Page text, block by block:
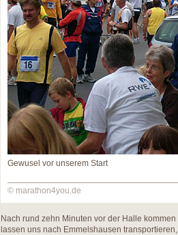
Gewusel vor unserem Start
© marathon4you.de
Nach rund zehn Minuten vor der Halle
lassen uns nach Emmelshausen